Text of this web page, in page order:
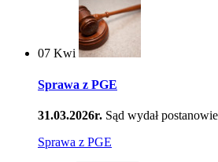
07 Kwi
Sprawa z PGE
31.03.2026r. Sąd wydał
Sprawa z PGE